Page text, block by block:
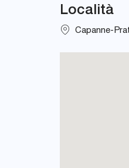
Località
Capanne-